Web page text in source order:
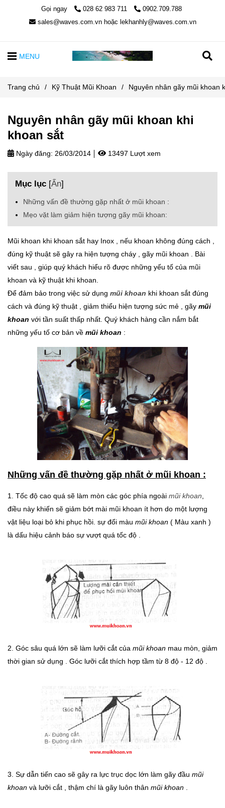
Gọi ngay 028 62 983 711
0902.709.788
sales@waves.com.vn hoặc lekhanhly@waves.com.vn
MENU
Trang chủ / Kỹ Thuật Mũi Khoan / Nguyên nhân gãy mũi khoan
Nguyên nhân gãy mũi khoan khi
khoan sắt
Ngày đăng: 26/03/2014 13497 Lượt xem
Mục lục [Ẩn]
Những vấn đề thường gặp nhất ở mũi khoan :
Mẹo vặt làm giảm hiện tượng gãy mũi khoan:
Mũi khoan khi khoan sắt hay Inox , nếu khoan không đúng cách ,
đúng kỹ thuật sẽ gây ra hiện tượng cháy , gãy mũi khoan . Bài
viết sau , giúp quý khách hiểu rõ được những yếu tố của mũi
khoan và kỹ thuật khi khoan.
Để đảm bảo trong việc sử dụng mũi khoan khi khoan sắt đúng
cách và đúng kỹ thuật , giảm thiểu hiện tượng sức mẻ , gãy mũi
khoan với tần suất thấp nhất. Quý khách hàng cần nắm bắt
những yếu tố cơ bản về mũi khoan :
Những vấn đề thường gặp nhất ở mũi khoan :
1. Tốc độ cao quá sẽ làm mòn các góc phía ngoài mũi khoan
điều này khiến sẽ giảm bớt mài mũi khoan ít hơn do một lượng
vật liệu loại bỏ khi phục hồi. sự đổi màu mũi khoan ( Màu xanh )
là dấu hiệu cảnh báo sự vượt quá tốc độ .
2. Góc sâu quá lớn sẽ làm lưỡi cắt của mũi khoan mau mòn, giảm
thời gian sử dụng . Góc lưỡi cắt thích hợp tầm từ 8 độ - 12 độ .
3. Sự dẫn tiến cao sẽ gây ra lực trục dọc lớn làm gãy đầu mũi
khoan và lưỡi cắt , thậm chí là gãy luôn thân mũi khoan